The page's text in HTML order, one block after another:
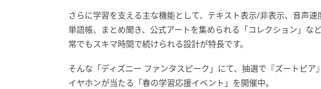
さらに学習を支える主な機能として、テキスト表示/非表示、音声
単語帳、まとめ聞き、公式アートを集められる「コレクション」な
常でもスキマ時間で続けられる設計が特長です。
そんな「ディズニー ファンタスピーク」にて、抽選で『ズートピア
イヤホンが当たる「春の学習応援イベント」を開催中。